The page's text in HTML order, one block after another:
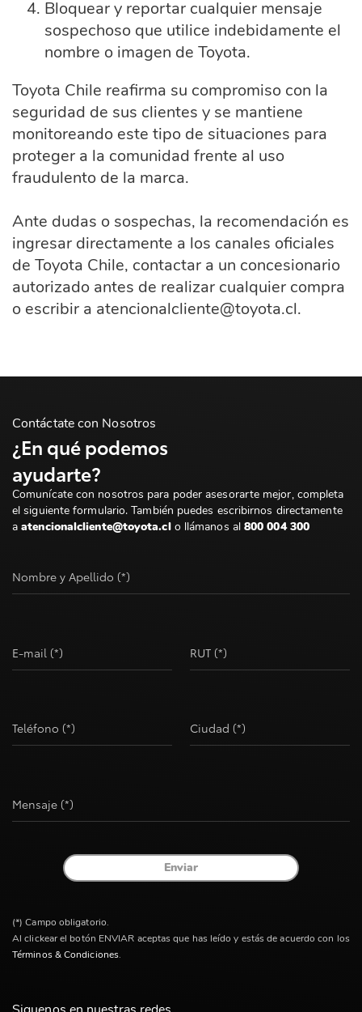
Bloquear y reportar cualquier mensaje
sospechoso que utilice indebidamente el
nombre o imagen de Toyota.
Toyota Chile reafirma su compromiso con la
seguridad de sus clientes y se mantiene
monitoreando este tipo de situaciones para
proteger a la comunidad frente al uso
fraudulento de la marca.
Ante dudas o sospechas, la recomendación es
ingresar directamente a los canales oficiales
de Toyota Chile, contactar a un concesionario
autorizado antes de realizar cualquier compra
o escribir a atencionalcliente@toyota.cl.
Contáctate con Nosotros
¿En qué podemos
ayudarte?
Comunícate con nosotros para poder asesorarte mejor, completa
el siguiente formulario. También puedes escribirnos directamente
aatencionalcliente@toyota.clo llámanos al 800 004 300
Nombre y Apellido (*)
E-mail (*) RUT (*)
Teléfono (*) Ciudad (*)
Mensaje (*)
Enviar
(*) Campo obligatorio.
Al clickear el botón ENVIAR aceptas que has leído y estás de acuerdo con los
Términos & Condiciones.